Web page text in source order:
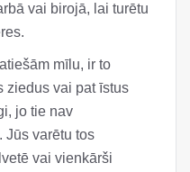
vai birojā, lai turētu
mīlu, ir to
ziedus vai pat īstus
jo tie nav
Jūs varētu tos
vai vienkārši